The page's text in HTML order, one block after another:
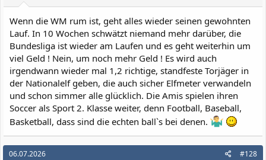
Wenn die WM rum ist, geht alles wieder seinen gewohnten
Lauf. In 10 Wochen schwätzt niemand mehr darüber, die
Bundesliga ist wieder am Laufen und es geht weiterhin um
viel Geld ! Nein, um noch mehr Geld ! Es wird auch
irgendwann wieder mal 1,2 richtige, standfeste Torjäger in
der Nationalelf geben, die auch sicher Elfmeter verwandeln
und schon simmer alle glücklich. Die Amis spielen ihren
Soccer als Sport 2. Klasse weiter, denn Football, Baseball,
Basketball, dass sind die echten ball`s bei denen.
06.07.2026 #128